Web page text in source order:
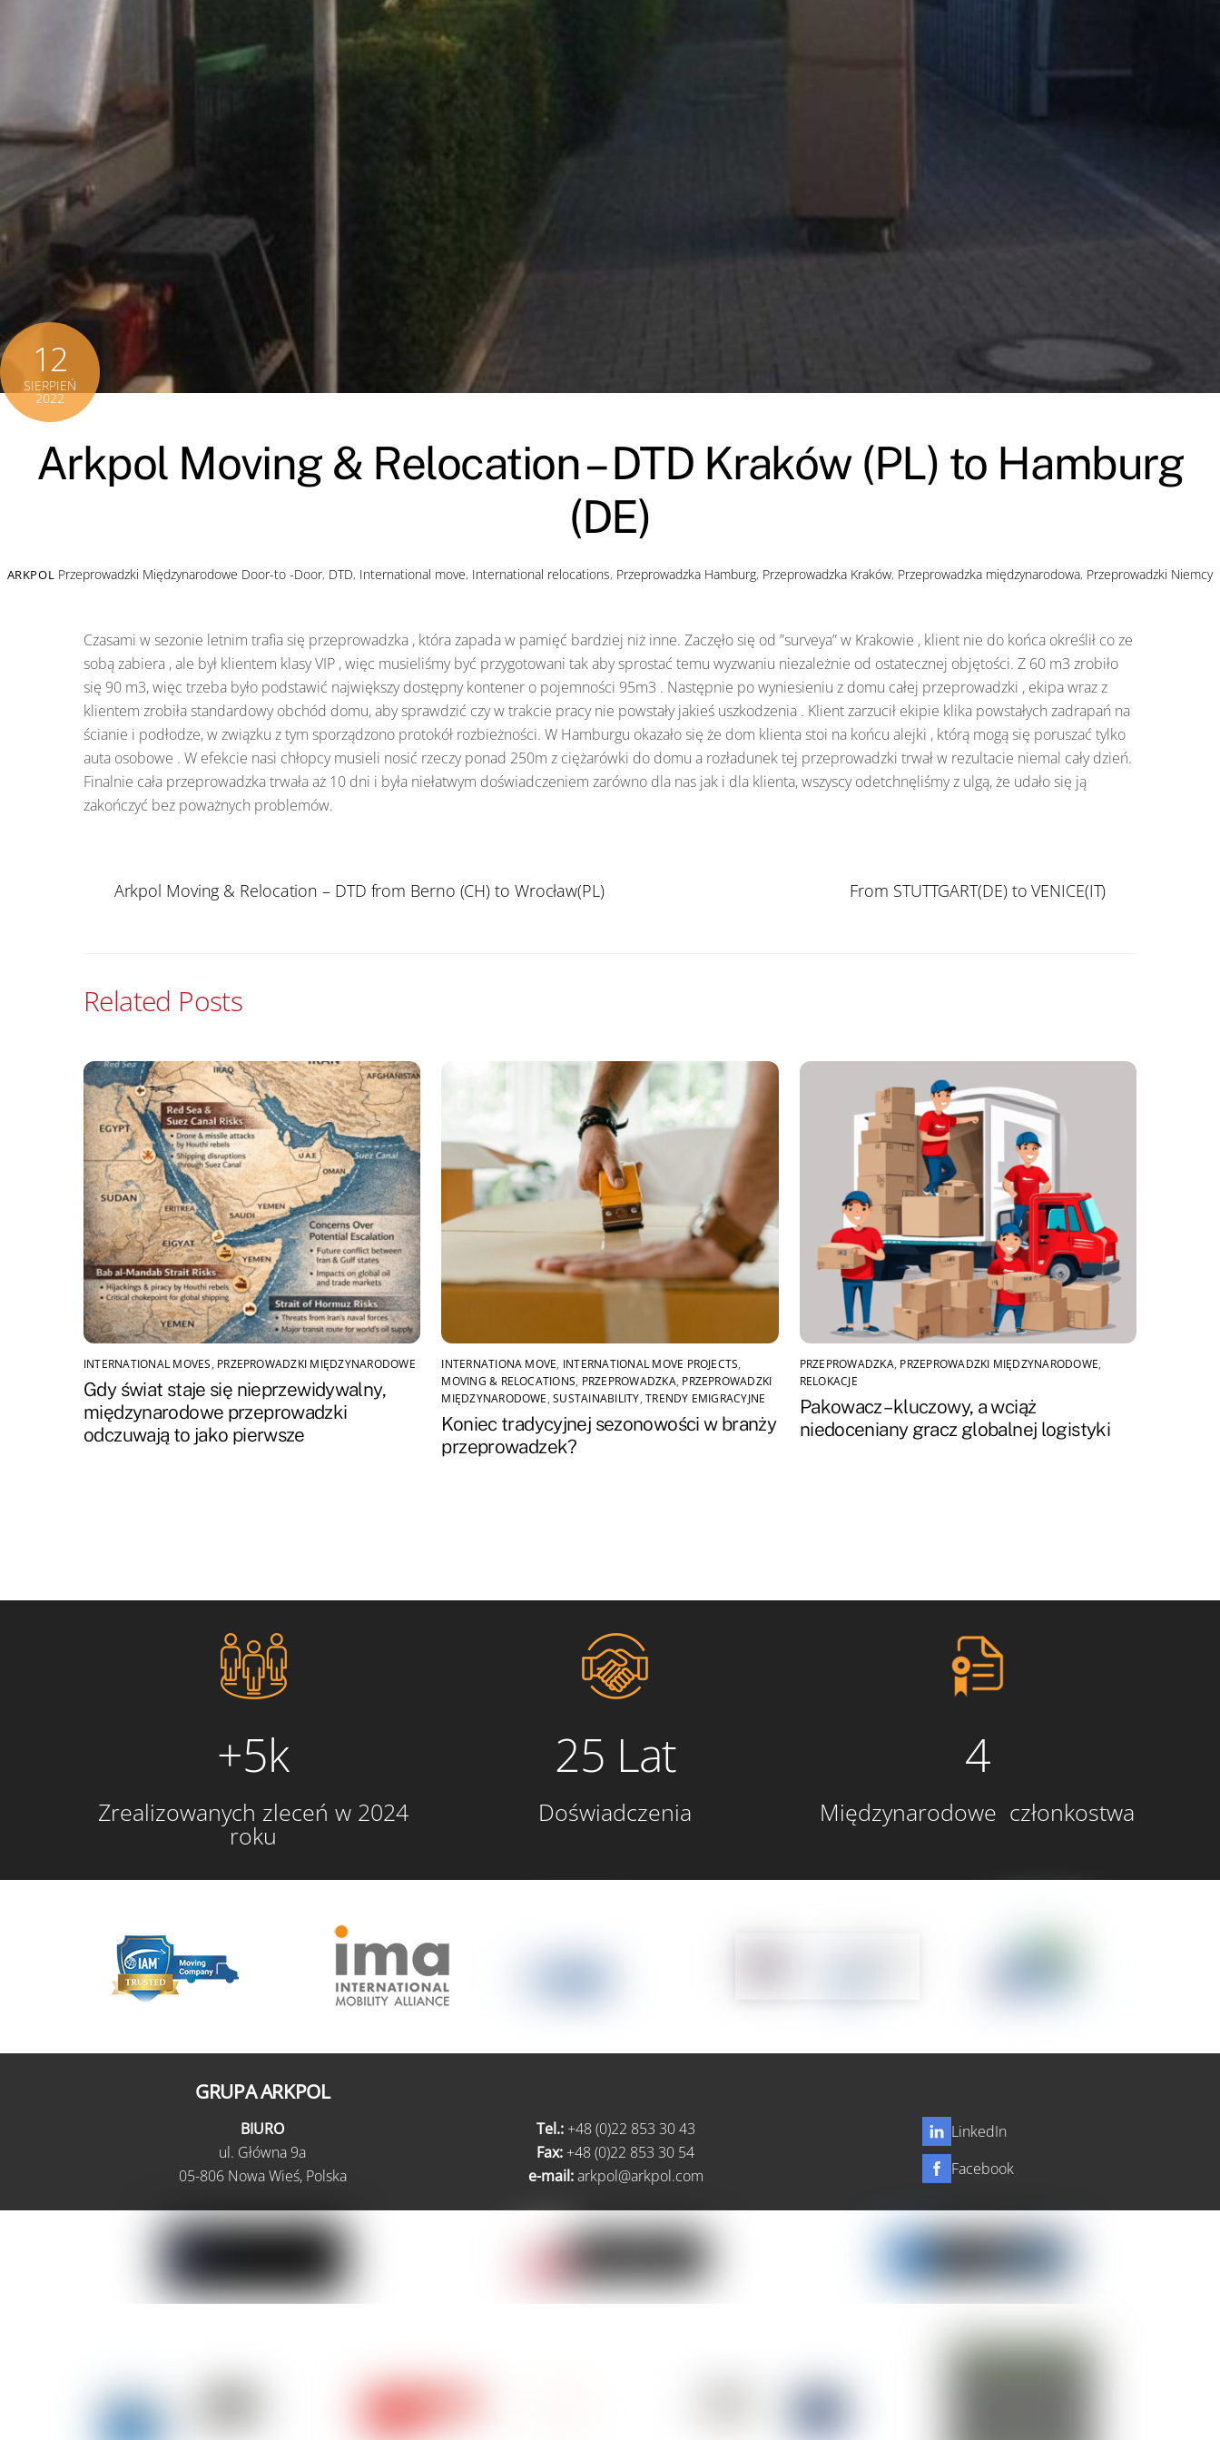
12
SIERPIEŃ
2022
Arkpol Moving & Relocation – DTD Kraków (PL) to Hamburg
(DE)
ARKPOL Przeprowadzki Międzynarodowe Door-to -Door, DTD, International move, International relocations, Przeprowadzka Hamburg, Przeprowadzka Kraków, Przeprowadzka międzynarodowa, Przeprowadzki Niemcy
Czasami w sezonie letnim trafia się przeprowadzka , która zapada w pamięć bardziej niż inne. Zaczęło się od ”surveya” w Krakowie , klient nie do końca określił co ze
sobą zabiera , ale był klientem klasy VIP , więc musieliśmy być przygotowani tak aby sprostać temu wyzwaniu niezależnie od ostatecznej objętości. Z 60 m3 zrobiło
się 90 m3, więc trzeba było podstawić największy dostępny kontener o pojemności 95m3 . Następnie po wyniesieniu z domu całej przeprowadzki , ekipa wraz z
klientem zrobiła standardowy obchód domu, aby sprawdzić czy w trakcie pracy nie powstały jakieś uszkodzenia . Klient zarzucił ekipie klika powstałych zadrapań na
ścianie i podłodze, w związku z tym sporządzono protokół rozbieżności. W Hamburgu okazało się że dom klienta stoi na końcu alejki , którą mogą się poruszać tylko
auta osobowe . W efekcie nasi chłopcy musieli nosić rzeczy ponad 250m z ciężarówki do domu a rozładunek tej przeprowadzki trwał w rezultacie niemal cały dzień.
Finalnie cała przeprowadzka trwała aż 10 dni i była niełatwym doświadczeniem zarówno dla nas jak i dla klienta, wszyscy odetchnęliśmy z ulgą, że udało się ją
zakończyć bez poważnych problemów.
Arkpol Moving & Relocation – DTD from Berno (CH) to Wrocław(PL) From STUTTGART(DE) to VENICE(IT)
Related Posts
INTERNATIONAL MOVES, PRZEPROWADZKI MIĘDZYNARODOWE
Gdy świat staje się nieprzewidywalny,
międzynarodowe przeprowadzki
odczuwają to jako pierwsze
INTERNATIONA MOVE, INTERNATIONAL MOVE PROJECTS,
MOVING & RELOCATIONS, PRZEPROWADZKA, PRZEPROWADZKI
MIĘDZYNARODOWE,SUSTAINABILITY,TRENDY EMIGRACYJNE
Koniec tradycyjnej sezonowości w branży
przeprowadzek?
PRZEPROWADZKA, PRZEPROWADZKI MIĘDZYNARODOWE,
RELOKACJE
Pakowacz – kluczowy, a wciąż
niedoceniany gracz globalnej logistyki
+5k
Zrealizowanych zleceń w 2024
roku
25 Lat
Doświadczenia
4
Międzynarodowe członkostwa
GRUPA ARKPOL
BIURO
ul. Główna 9a
05-806 Nowa Wieś, Polska
Tel.:+48 (0)22 853 30 43
Fax: +48 (0)22 853 30 54
e-mail:arkpol@arkpol.com
LinkedIn
Facebook